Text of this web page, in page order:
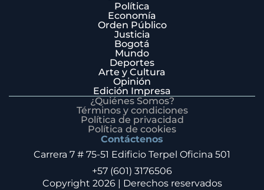
Política
Economía
Orden Público
Justicia
Bogotá
Mundo
Deportes
Arte y Cultura
Opinión
Edición Impresa
¿Quiénes Somos?
Términos y condiciones
Política de privacidad
Política de cookies
Contáctenos
Carrera 7 # 75-51 Edificio Terpel Oficina 501
+57 (601) 3176506
Copyright 2026 | Derechos reservados